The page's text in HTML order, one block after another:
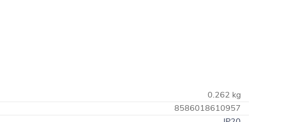
0.262 kg
8586018610957